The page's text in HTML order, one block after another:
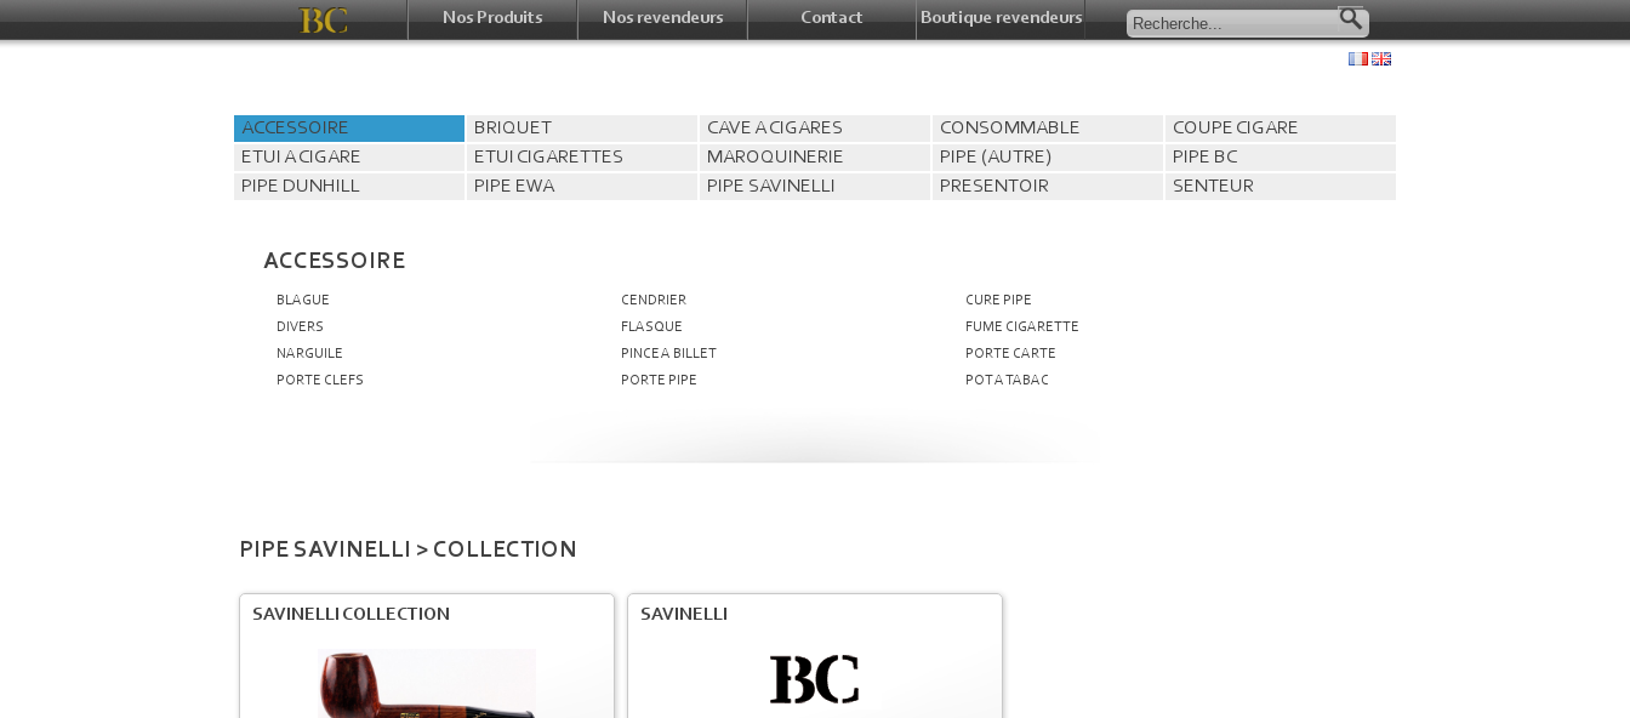
Nos Produits Nos revendeurs Contact Boutique revendeurs
ACCESSOIRE BRIQUET CAVE A CIGARES CONSOMMABLE
COUPE CIGARE
ETUI A CIGARE
ETUI CIGARETTES MAROQUINERIE PIPE (AUTRE)
PIPE BC
PIPE DUNHILL
PIPE EWA PIPE SAVINELLI PRESENTOIR SENTEUR
ACCESSOIRE
BLAGUE CENDRIER
CURE PIPE
DIVERS
FLASQUE
FUME CIGARETTE
NARGUILE
PINCE A BILLET
PORTE CARTE
PORTE CLEFS
PORTE PIPE POT A TABAC
PIPE SAVINELLI > COLLECTION
SAVINELLI COLLECTION SAVINELLI